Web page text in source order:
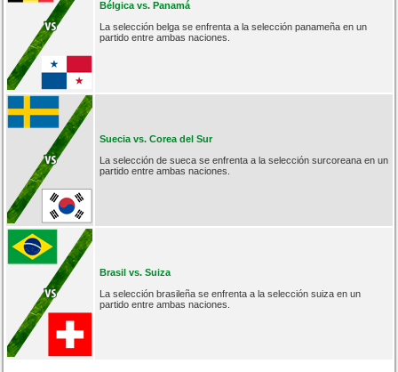
Bélgica vs. Panamá
La selección belga se enfrenta a la selección panameña en un
partido entre ambas naciones.
Suecia vs. Corea del Sur
La selección de sueca se enfrenta a la selección surcoreana en un
partido entre ambas naciones.
Brasil vs. Suiza
La selección brasileña se enfrenta a la selección suiza en un
partido entre ambas naciones.